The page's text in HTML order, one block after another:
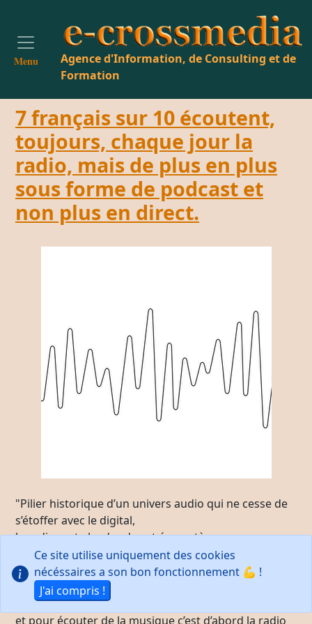
Menu
Agence d'Information, de Consulting et de
Formation
7 français sur 10 écoutent,
toujours, chaque jour la
radio, mais de plus en plus
sous forme de podcast et
non plus en direct.
"Pilier historique d’un univers audio qui ne cesse de
s’étoffer avec le digital,
la radio reste leader de cet écosystème,
quel que soit le type de contenus.
Avec la puissance du direct et son offre de podcasts,
elle représente la très large majorité du volume
d’écoute des "contenus parlés",
et pour écouter de la musique c’est d’abord la radio
Ce site utilise uniquement des cookies
nécéssaires a son bon fonctionnement 💪 !
J'ai compris !